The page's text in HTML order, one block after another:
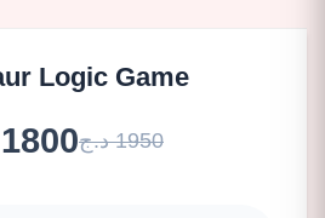
Logic Game
1950 د.ج 1800 د.ج